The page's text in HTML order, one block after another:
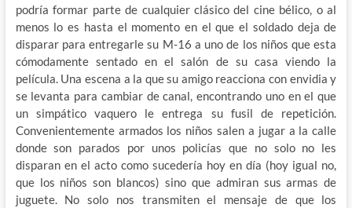
podría formar parte de cualquier clásico del cine bélico, o al
menos lo es hasta el momento en el que el soldado deja de
disparar para entregarle su M-16 a uno de los niños que esta
cómodamente sentado en el salón de su casa viendo la
película. Una escena a la que su amigo reacciona con envidia y
se levanta para cambiar de canal, encontrando uno en el que
un simpático vaquero le entrega su fusil de repetición.
Convenientemente armados los niños salen a jugar a la calle
donde son parados por unos policías que no solo no les
disparan en el acto como sucedería hoy en día (hoy igual no,
que los niños son blancos) sino que admiran sus armas de
juguete. No solo nos transmiten el mensaje de que los